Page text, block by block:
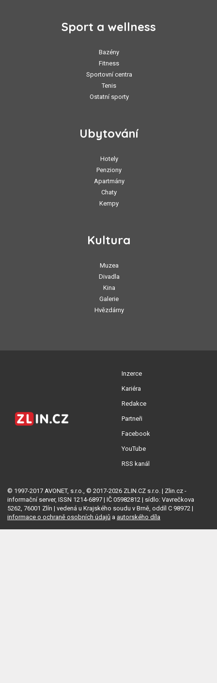
Sport a wellness
Bazény
Fitness
Sportovní centra
Tenis
Ostatní sporty
Ubytování
Hotely
Penziony
Apartmány
Chaty
Kempy
Kultura
Muzea
Divadla
Kina
Galerie
Hvězdárny
Inzerce
Kariéra
Redakce
Partneři
Facebook
YouTube
RSS kanál
© 1997-2017 AVONET, s.r.o., © 2017-2026 ZLIN.CZ s.r.o. | Zlin.cz -
informační server, ISSN 1214-6897 | IČ 05982812 | sídlo: Vavrečkova
5262, 76001 Zlín | vedená u Krajského soudu v Brně, oddíl C 98972 |
informace o ochraně osobních údajů a autorského díla